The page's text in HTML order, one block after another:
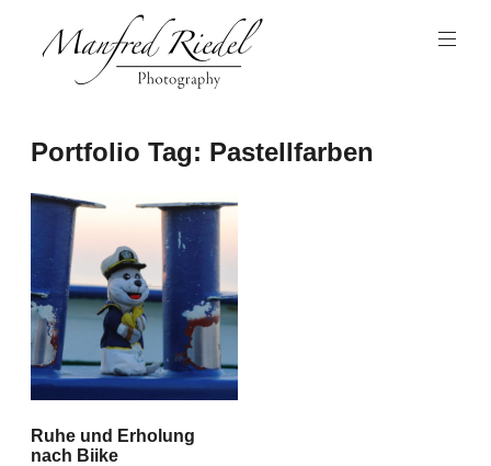
Inhalt
Manfred
Riedel
Portfolio Tag: Pastellfarben
Ruhe und Erholung
nach Biike